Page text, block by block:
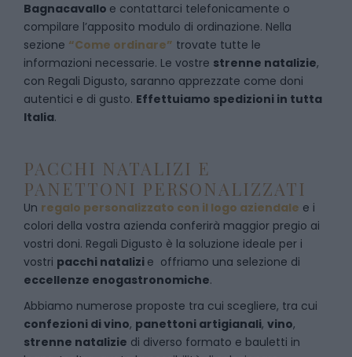
Bagnacavallo e contattarci telefonicamente o
compilare l’apposito modulo di ordinazione. Nella
sezione “Come ordinare” trovate tutte le
informazioni necessarie. Le vostre strenne natalizie,
con Regali Digusto, saranno apprezzate come doni
autentici e di gusto. Effettuiamo spedizioni in tutta
Italia.
PACCHI NATALIZI E
PANETTONI PERSONALIZZATI
Un regalo personalizzato con il logo aziendale e i
colori della vostra azienda conferirà maggior pregio ai
vostri doni. Regali Digusto è la soluzione ideale per i
vostri pacchi natalizi e offriamo una selezione di
eccellenze enogastronomiche.
Abbiamo numerose proposte tra cui scegliere, tra cui
confezioni di vino, panettoni artigianali, vino,
strenne natalizie di diverso formato e bauletti in